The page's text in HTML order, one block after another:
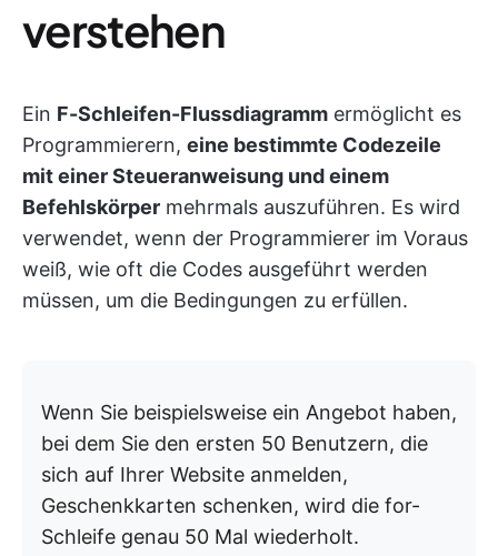
verstehen
Ein F-Schleifen-Flussdiagramm ermöglicht es
Programmierern, eine bestimmte Codezeile
mit einer Steueranweisung und einem
Befehlskörper mehrmals auszuführen. Es wird
verwendet, wenn der Programmierer im Voraus
weiß, wie oft die Codes ausgeführt werden
müssen, um die Bedingungen zu erfüllen.
Wenn Sie beispielsweise ein Angebot haben,
bei dem Sie den ersten 50 Benutzern, die
sich auf Ihrer Website anmelden,
Geschenkkarten schenken, wird die for-
Schleife genau 50 Mal wiederholt.